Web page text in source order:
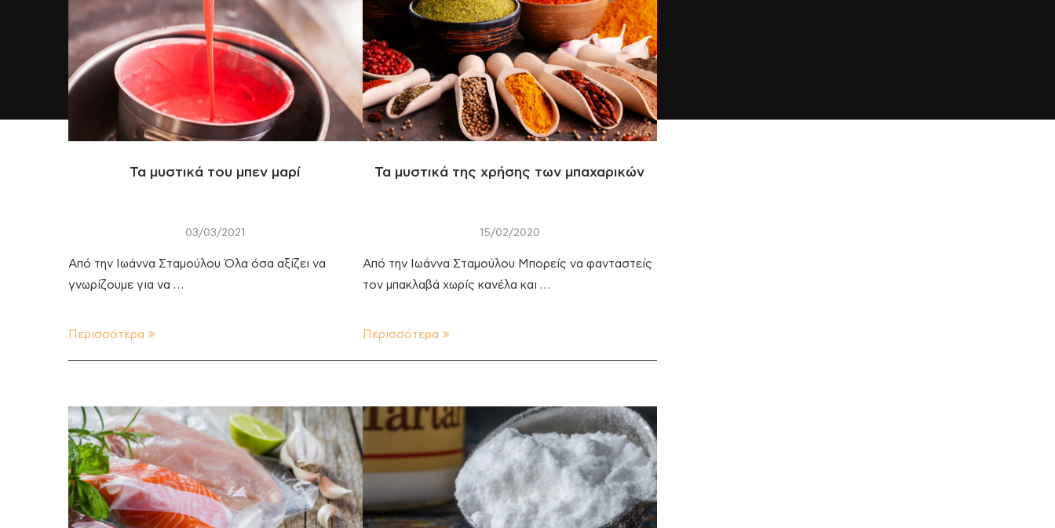
Τα μυστικά του μπεν μαρί
03/03/2021
Από την Ιωάννα Σταμούλου Όλα όσα αξίζει να
γνωρίζουμε για να …
Περισσότερα
Τα μυστικά της χρήσης των μπαχαρικών
15/02/2020
Από την Ιωάννα Σταμούλου Μπορείς να φανταστείς
τον μπακλαβά χωρίς κανέλα και …
Περισσότερα